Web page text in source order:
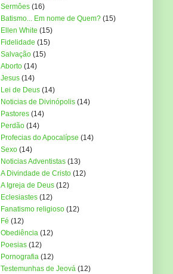
Sermôes (16)
Batismo... Em nome de Quem? (15)
Ellen White (15)
Fidelidade (15)
Salvação (15)
Aborto (14)
Jesus (14)
Lei de Deus (14)
Noticias de Divinópolis (14)
Pastores (14)
Perdão (14)
Profecias do Apocalípse (14)
Sexo (14)
Noticias Adventistas (13)
A Divindade de Cristo (12)
A Igreja de Deus (12)
Eclesiastes (12)
Fanatismo religioso (12)
Fé (12)
Obediência (12)
Poesias (12)
Pornografia (12)
Testemunhas de Jeová (12)